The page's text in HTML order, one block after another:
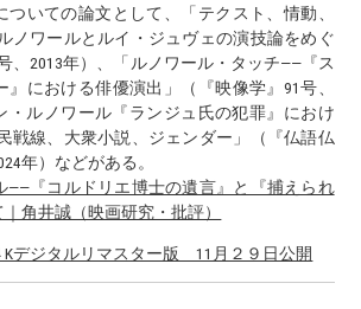
ついての論文として、「テクスト、情動、
ノワールとルイ・ジュヴェの演技論をめぐ
、2013年）、「ルノワール・タッチ——『ス
』における俳優演出」（『映像学』91号、
・ルノワール『ランジュ氏の犯罪』におけ
戦線、大衆小説、ジェンダー」（『仏語仏
年）などがある。
――『コルドリエ博士の遺言』と『捕えられ
角井誠（映画研究・批評）
Kデジタルリマスター版 11月２９日公開